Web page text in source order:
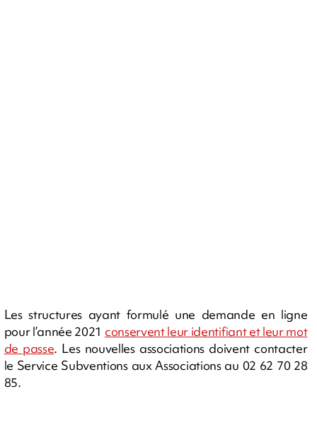
Les structures ayant formulé une demande en ligne
pour l’année 2021 conservent leur identifiant et leur mot
de passe. Les nouvelles associations doivent contacter
le Service Subventions aux Associations au 02 62 70 28
85.